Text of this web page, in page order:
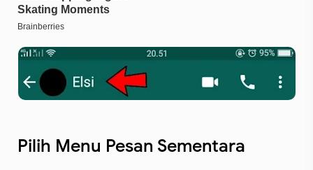
Pilih Menu Pesan Sementara